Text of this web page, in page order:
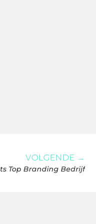
VOLGENDE →
Top Branding Bedrijf